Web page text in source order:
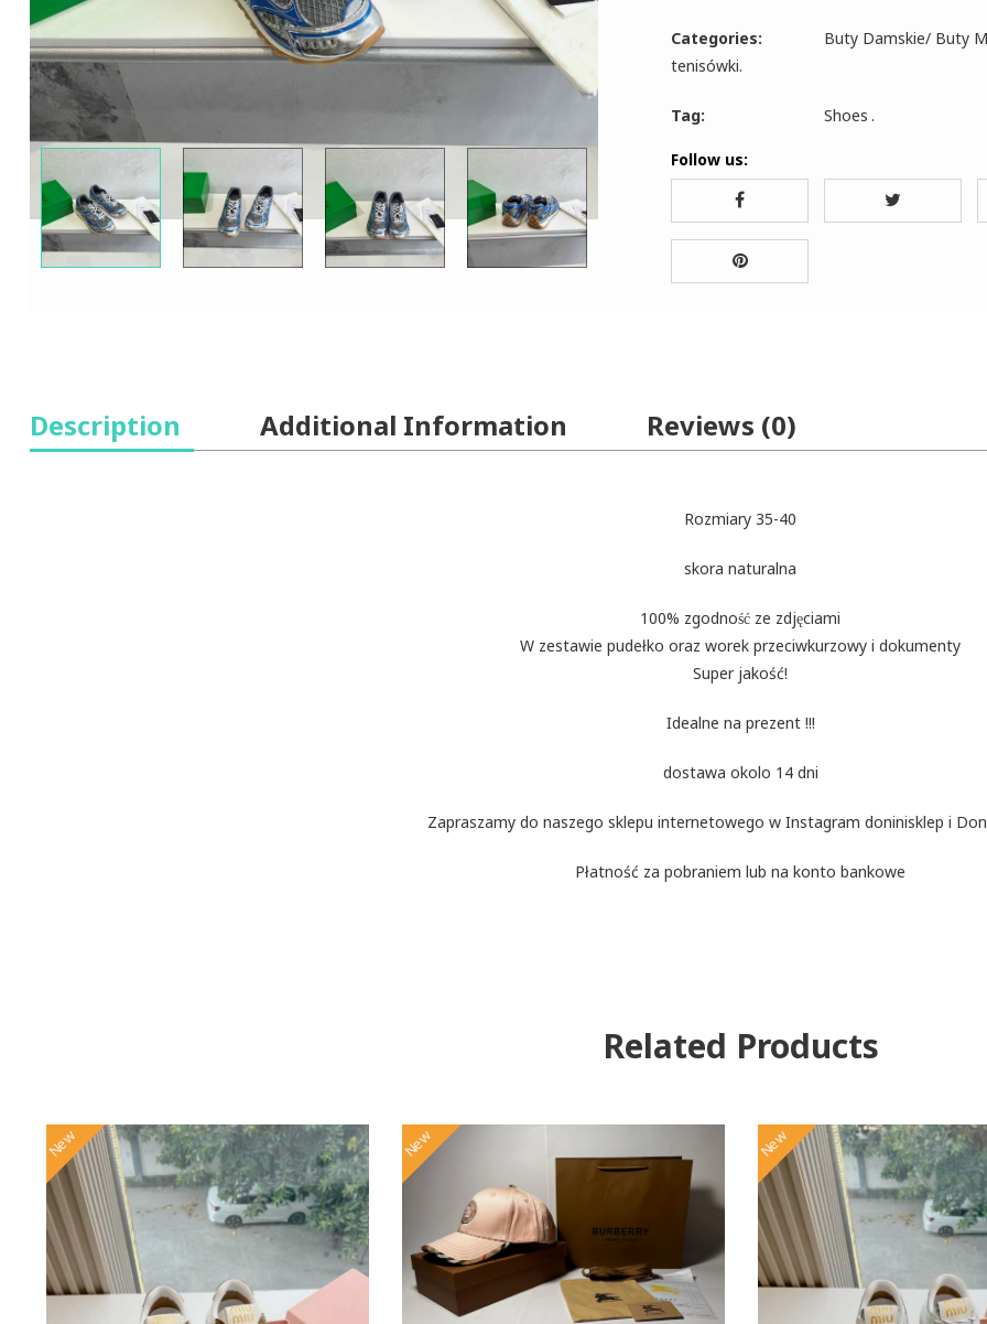
Categories: Buty Damskie/ Buty
tenisówki.
Tag: Shoes .
Follow us:
Description Additional Information Reviews (0)
Rozmiary 35-40
skora naturalna
100% zgodność ze zdjęciami
W zestawie pudełko oraz worek przeciwkurzowy i dokumenty
Super jakość!
Idealne na prezent !!!
dostawa okolo 14 dni
Zapraszamy do naszego sklepu internetowego w Instagram doninisklep i
Płatność za pobraniem lub na konto bankowe
Related Products
New New New